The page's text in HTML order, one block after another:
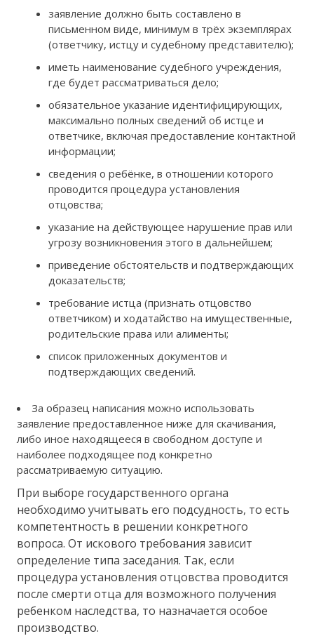
заявление должно быть составлено в
письменном виде, минимум в трёх экземплярах
(ответчику, истцу и судебному представителю);
иметь наименование судебного учреждения,
где будет рассматриваться дело;
обязательное указание идентифицирующих,
максимально полных сведений об истце и
ответчике, включая предоставление контактной
информации;
сведения о ребёнке, в отношении которого
проводится процедура установления
отцовства;
указание на действующее нарушение прав или
угрозу возникновения этого в дальнейшем;
приведение обстоятельств и подтверждающих
доказательств;
требование истца (признать отцовство
ответчиком) и ходатайство на имущественные,
родительские права или алименты;
список приложенных документов и
подтверждающих сведений.
За образец написания можно использовать
заявление предоставленное ниже для скачивания,
либо иное находящееся в свободном доступе и
наиболее подходящее под конкретно
рассматриваемую ситуацию.
При выборе государственного органа
необходимо учитывать его подсудность, то есть
компетентность в решении конкретного
вопроса. От искового требования зависит
определение типа заседания. Так, если
процедура установления отцовства проводится
после смерти отца для возможного получения
ребенком наследства, то назначается особое
производство.